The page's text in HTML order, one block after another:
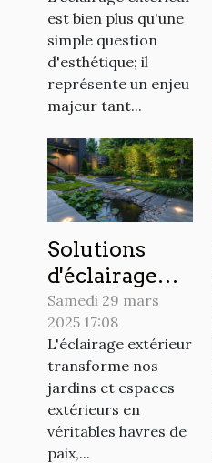
économie
d'énergie
est bien plus qu'une
simple question
d'esthétique; il
représente un enjeu
majeur tant...
Solutions
d'éclairage
LED
économiques
pour jardins
et extérieurs
Samedi 29 mars
2025 17:08
L'éclairage extérieur
transforme nos
jardins et espaces
extérieurs en
véritables havres de
paix,...